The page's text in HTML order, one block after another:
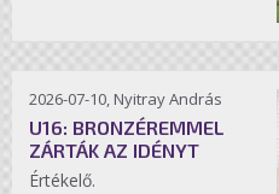
2026-07-10, Nyitray András
U16: BRONZÉREMMEL
ZÁRTÁK AZ IDÉNYT
Értékelő.